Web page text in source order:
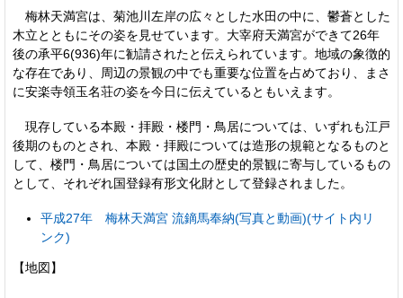
梅林天満宮は、菊池川左岸の広々とした水田の中に、鬱蒼とした
木立とともにその姿を見せています。大宰府天満宮ができて26年
後の承平6(936)年に勧請されたと伝えられています。地域の象徴的
な存在であり、周辺の景観の中でも重要な位置を占めており、まさ
に安楽寺領玉名荘の姿を今日に伝えているともいえます。
現存している本殿・拝殿・楼門・鳥居については、いずれも江戸
後期のものとされ、本殿・拝殿については造形の規範となるものと
して、楼門・鳥居については国土の歴史的景観に寄与しているもの
として、それぞれ国登録有形文化財として登録されました。
平成27年 梅林天満宮 流鏑馬奉納(写真と動画)(サイト内リ
ンク)
【地図】